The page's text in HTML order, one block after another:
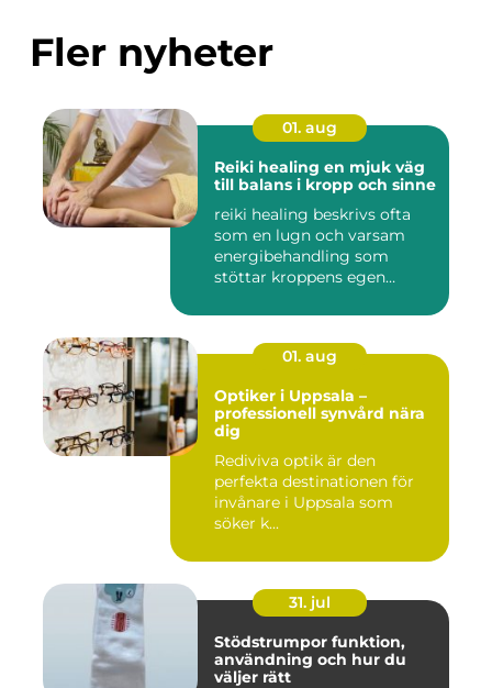
Fler nyheter
01. aug
Reiki healing en mjuk väg
till balans i kropp och sinne
reiki healing beskrivs ofta
som en lugn och varsam
energibehandling som
stöttar kroppens egen
01. aug
Optiker i Uppsala –
professionell synvård nära
dig
Rediviva optik är den
perfekta destinationen för
invånare i Uppsala som
söker k...
31. jul
Stödstrumpor funktion,
användning och hur du
väljer rätt